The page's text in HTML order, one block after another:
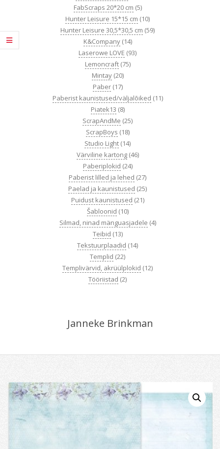
FabScraps 20*20 cm (5)
Hunter Leisure 15*15 cm (10)
Hunter Leisure 30,5*30,5 cm (59)
K&Company (14)
Laserowe LOVE (93)
Lemoncraft (75)
Mintay (20)
Paber (17)
Paberist kaunistused/väljalõiked (11)
Piatek13 (8)
ScrapAndMe (25)
ScrapBoys (18)
Studio Light (14)
Värviline kartong (46)
Paberiplokid (24)
Paberist lilled ja lehed (27)
Paelad ja kaunistused (25)
Puidust kaunistused (21)
Šabloonid (10)
Silmad, ninad mänguasjadele (4)
Teibid (13)
Tekstuurplaadid (14)
Templid (22)
Templivärvid, akrüülplokid (12)
Tööriistad (2)
Janneke Brinkman